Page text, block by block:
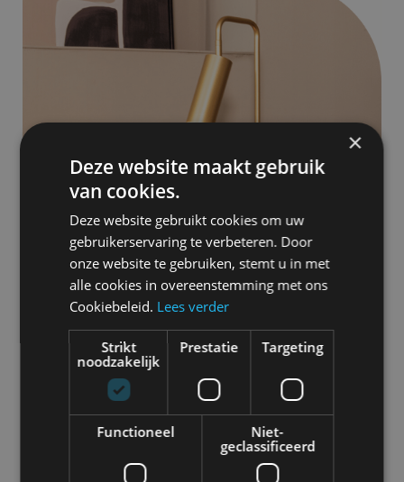
×
Deze website maakt gebruik
van cookies.
Deze website gebruikt cookies om uw
gebruikerservaring te verbeteren. Door
onze website te gebruiken, stemt u in met
alle cookies in overeenstemming met ons
Cookiebeleid. Lees verder
Strikt
noodzakelijk
Prestatie Targeting
Functioneel
Niet-
geclassificeerd